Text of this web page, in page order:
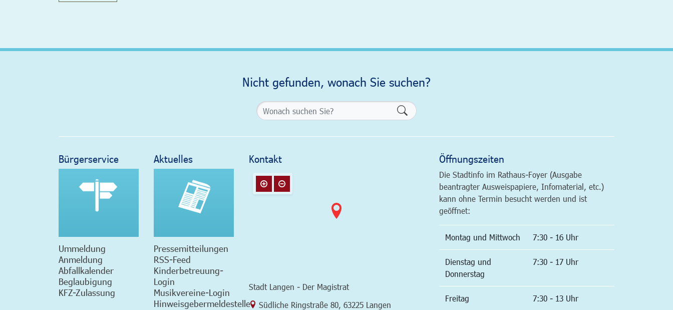
Nicht gefunden, wonach Sie suchen?
Formularschaltfläche
Bürgerservice
Ummeldung
Anmeldung
Abfallkalender
Beglaubigung
KFZ-Zulassung
Aktuelles
Pressemitteilungen
RSS-Feed
Kinderbetreuung-
Login
Musikvereine-Login
Hinweisgebermeldestelle
Kontakt
Stadt Langen - Der Magistrat
Link zur Google-Maps Navigation
Südliche Ringstraße 80, 63225 Langen
Öffnungszeiten
Die Stadtinfo im Rathaus-Foyer (Ausgabe
beantragter Ausweispapiere, Infomaterial, etc.)
kann ohne Termin besucht werden und ist
geöffnet:
Montag und Mittwoch 7:30 - 16 Uhr
Dienstag und
Donnerstag
7:30 - 17 Uhr
Freitag 7:30 - 13 Uhr